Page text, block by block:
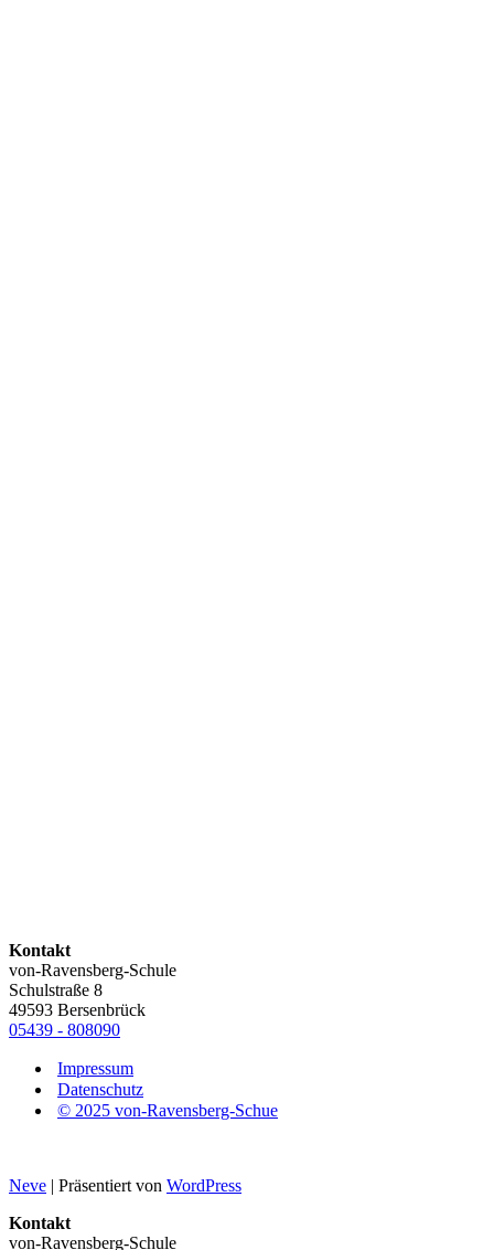
Kontakt
von-Ravensberg-Schule
Schulstraße 8
49593 Bersenbrück
05439 - 808090
Impressum
Datenschutz
© 2025 von-Ravensberg-Schue
Neve | Präsentiert von WordPress
Kontakt
von-Ravensberg-Schule